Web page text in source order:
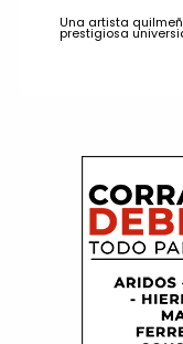
Una artista
prestigiosa